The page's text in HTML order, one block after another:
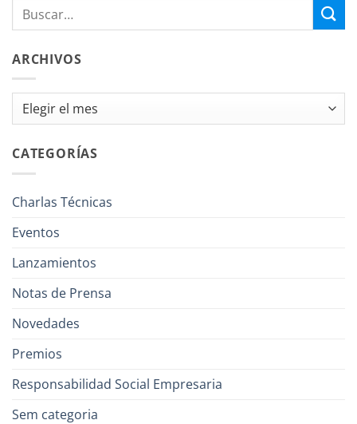
ARCHIVOS
Archivos
CATEGORÍAS
Charlas Técnicas
Eventos
Lanzamientos
Notas de Prensa
Novedades
Premios
Responsabilidad Social Empresaria
Sem categoria